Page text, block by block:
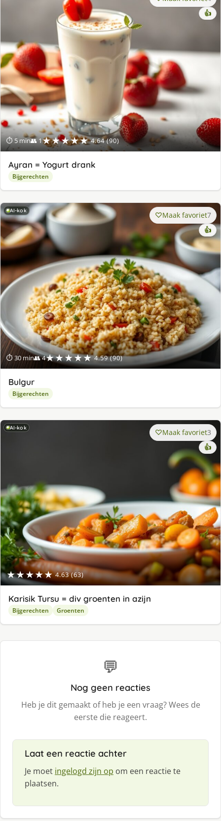
⏱ 5 min👥 1★★★★★ 4.64 (90)
👍
Ayran = Yogurt drank
Bijgerechten
AI-kok
⏱ 30 min👥 4★★★★★ 4.59 (90)
Maak favoriet7
👍
Bulgur
Bijgerechten
AI-kok
★★★★★ 4.63 (63)
Maak favoriet3
👍
Karisik Tursu = div groenten in azijn
Bijgerechten Groenten
💬
Nog geen reacties
Heb je dit gemaakt of heb je een vraag? Wees de
eerste die reageert.
Laat een reactie achter
Je moet ingelogd zijn op om een reactie te
plaatsen.